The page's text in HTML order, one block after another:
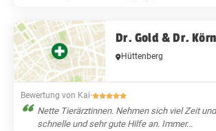
Dr. Gold & Dr.
Hüttenberg
Bewertung von Kai·
Nette Tierärztinnen. Nehmen sich viel Zeit
schnelle und sehr gute Hilfe an. Immer...